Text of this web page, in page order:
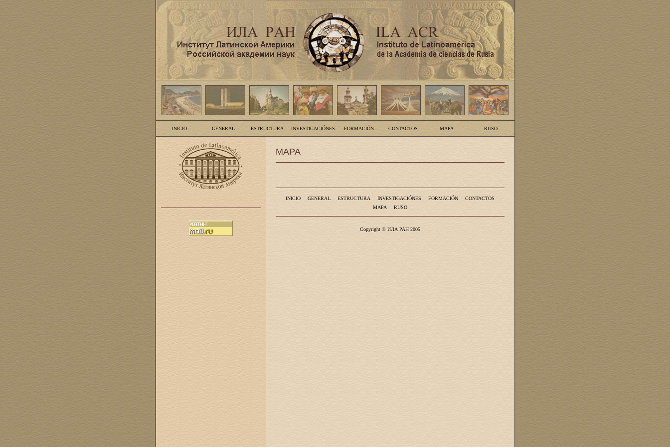
INICIO GENERAL ESTRUCTURA INVESTIGACIÓNES FORMACIÓN CONTACTOS MAPA RUSO
MAPA
INICIO GENERAL ESTRUCTURA INVESTIGACIÓNES FORMACIÓN
CONTACTOS
MAPA
RUSO
Copyright © ИЛА РАН 2005